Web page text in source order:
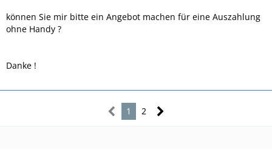
können Sie mir bitte ein Angebot machen für eine Auszahlung
ohne Handy ?
Danke !
1 2